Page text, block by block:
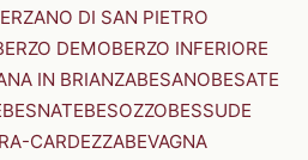
DI SAN PIETRO
DEMOBERZO INFERIORE
IN BRIANZABESANOBESATE
BESNATEBESOZZOBESSUDE
CARDEZZABEVAGNA